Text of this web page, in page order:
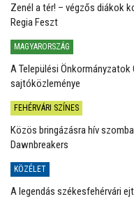
Zenél a tér! – végzős diákok
Regia Feszt
MAGYARORSZÁG
A Települési
sajtóközleménye
FEHÉRVÁRI SZÍNES
Közös bringázásra hív
Dawnbreakers
KÖZÉLET
A legendás székesfehérvári